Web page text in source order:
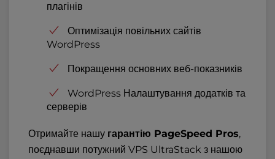
плагінів
Оптимізація повільних сайтів
WordPress
Покращення основних веб-показників
WordPress Налаштування додатків та
серверів
Отримайте нашу гарантію PageSpeed Pros,
поєднавши потужний VPS UltraStack з нашою